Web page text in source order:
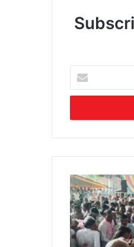
your
Email